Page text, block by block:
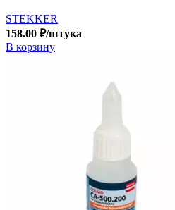
STEKKER
158.00 ₽/штука
В корзину